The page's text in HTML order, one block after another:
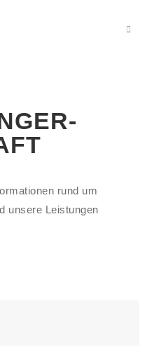
rund um
unsere Leistungen